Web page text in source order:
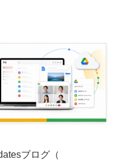
ブログ（